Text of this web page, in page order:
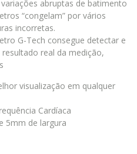
abruptas de batimento
“congelam” por vários
incorretas.
G-Tech consegue detectar e
real da medição,
visualização em qualquer
Cardíaca
5mm de largura